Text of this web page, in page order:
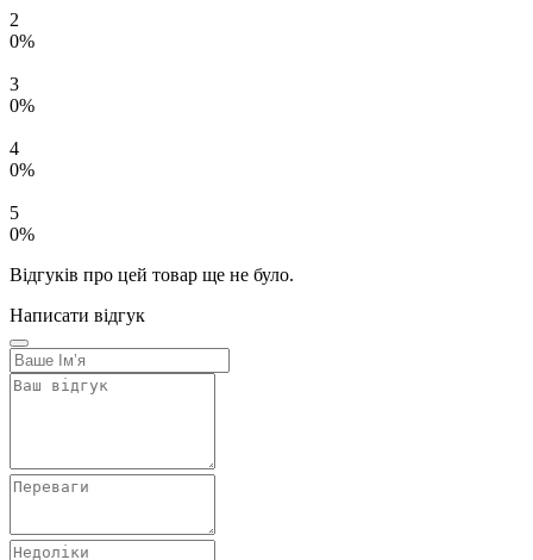
2
0%
3
0%
4
0%
5
0%
Відгуків про цей товар ще не було.
Написати відгук